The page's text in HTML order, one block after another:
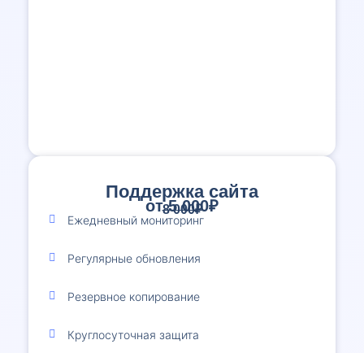
Поддержка сайта
от 5 000₽
8 000₽
Ежедневный мониторинг
Регулярные обновления
Резервное копирование
Круглосуточная защита